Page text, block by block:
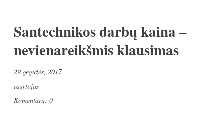
Santechnikos darbų kaina –
nevienareikšmis klausimas
29 gegužės, 2017
rasytojas
Komentarų: 0